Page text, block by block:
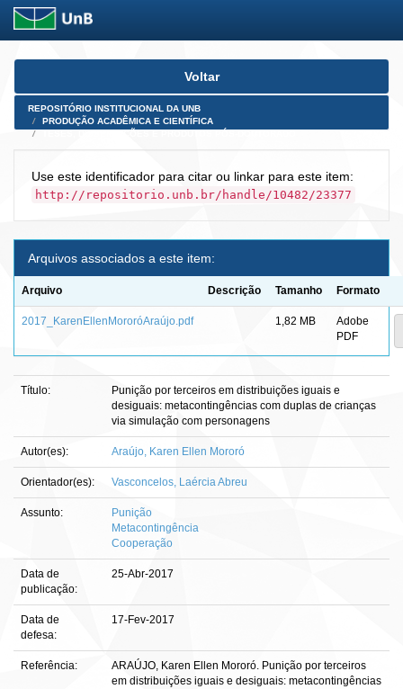
Skip
Voltar
REPOSITÓRIO INSTITUCIONAL DA UNB
PRODUÇÃO ACADÊMICA E CIENTÍFICA
Use este identificador para citar ou linkar para este item:
http://repositorio.unb.br/handle/10482/23377
Arquivos associados a este item:
Arquivo Descrição Tamanho Formato
2017_KarenEllenMororóAraújo.pdf 1,82 MB
Adobe
PDF
Título:
Punição por terceiros em distribuições iguais e
desiguais: metacontingências com duplas de crianças
via simulação com personagens
Autor(es): Araújo, Karen Ellen Mororó
Orientador(es): Vasconcelos, Laércia Abreu
Assunto:
Punição
Metacontingência
Cooperação
Data de
publicação:
25-Abr-2017
Data de
defesa:
17-Fev-2017
Referência:
ARAÚJO, Karen Ellen Mororó. Punição por terceiros
em distribuições iguais e desiguais: metacontingências